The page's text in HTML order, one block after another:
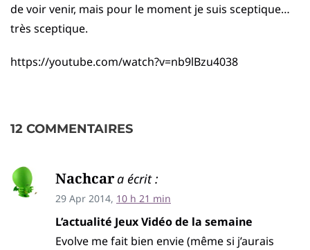
de voir venir, mais pour le moment je suis sceptique…
très sceptique.
https://youtube.com/watch?v=nb9lBzu4038
12 COMMENTAIRES
Nachcara écrit :
29 Apr 2014, 10 h 21 min
L’actualité Jeux Vidéo de la semaine
Evolve me fait bien envie (même si j’aurais